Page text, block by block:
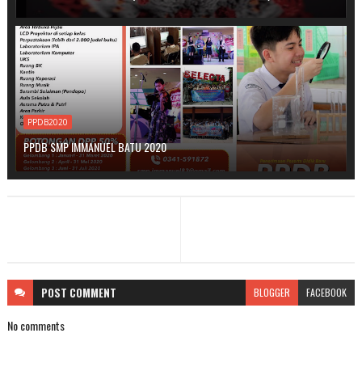
PPDB2020
PPDB SMP IMMANUEL BATU 2020
POST COMMENT BLOGGER FACEBOOK
No comments